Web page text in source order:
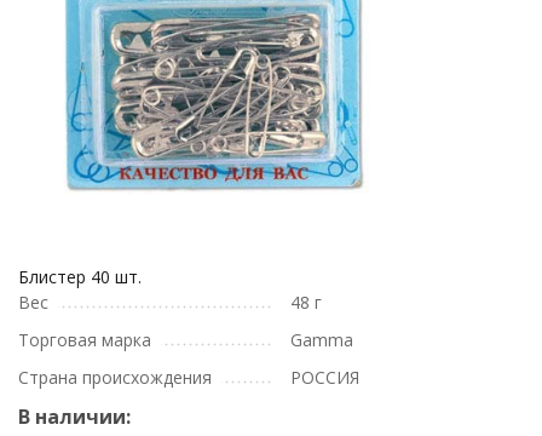
Блистер 40 шт.
Вес
48 г
Торговая марка
Gamma
Страна происхождения
РОССИЯ
В наличии: